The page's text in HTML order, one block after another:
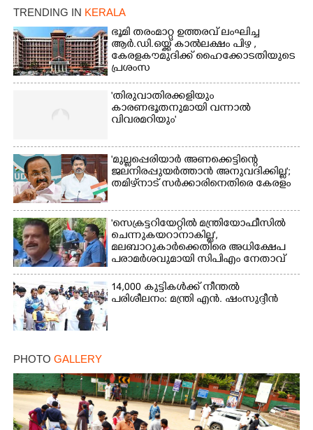
TRENDING IN KERALA
ഭൂമി തരംമാറ്റ ഉത്തരവ് ലംഘിച്ച
ആർ.ഡി.ഒയ്ക്ക് കാൽലക്ഷം പിഴ ,​
കേരളകൗമുദിക്ക് ഹൈക്കോടതിയുടെ
പ്രശംസ
'തിരുവാതിരക്കളിയും
കാരണഭൂതനുമായി വന്നാൽ
വിവരമറിയും '
'മുല്ലപ്പെരിയാർ അണക്കെട്ടിന്റെ
ജലനിരപ്പുയർത്താൻ അനുവദിക്കില്ല';
തമിഴ്‌നാട് സർക്കാരിനെതിരെ കേരളം
'സെക്രട്ടറിയേറ്റിൽ മന്ത്രിയോഫീസിൽ
ചെന്നുകയറാനാകില്ല',
മലബാറുകാർക്കെതിരെ അധിക്ഷേപ
പരാമർശവുമായി സിപിഎം നേതാവ്‌
14,000 കുട്ടികൾക്ക് നീന്തൽ
പരിശീലനം: മന്ത്രി എൻ. ഷംസുദ്ദീൻ
PHOTO GALLERY